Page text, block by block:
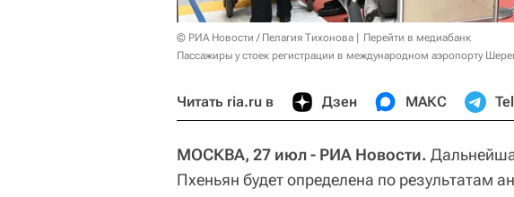
© РИА Новости / Пелагия Тихонова
Перейти в медиабанк
Пассажиры у стоек регистрации в международном аэропорту
Читать ria.ru в Дзен МАКС
МОСКВА, 27 июл - РИА Новости.
Пхеньян будет определена по результатам